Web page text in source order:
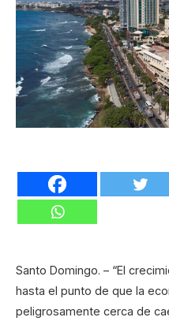
Santo Domingo. – “El
hasta el punto de que la
peligrosamente cerca de